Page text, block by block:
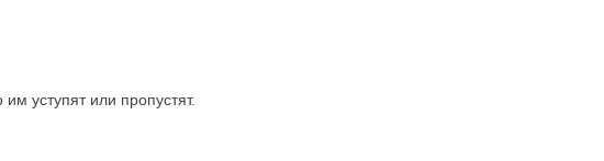
уступят или пропустят.